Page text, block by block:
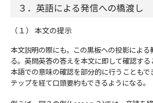
３．英語による発信への橋渡し
（１） 本文の提示
本文説明の際にも，この黒板への投影によ
る。英問英答の答えを本文に即して確認す
本語での意味の確認を部分的に行うことも
テップを経て口頭要約もできるようになる。